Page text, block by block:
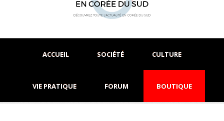
ACCUEIL SOCIÉTÉ CULTURE
VIE PRATIQUE FORUM BOUTIQUE